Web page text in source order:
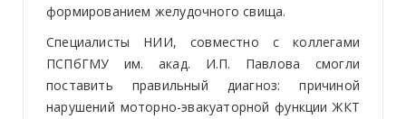
формированием желудочного свища.
Специалисты НИИ, совместно с коллегами
ПСПбГМУ им. акад. И.П. Павлова смогли
поставить правильный диагноз: причиной
нарушений моторно-эвакуаторной функции ЖКТ